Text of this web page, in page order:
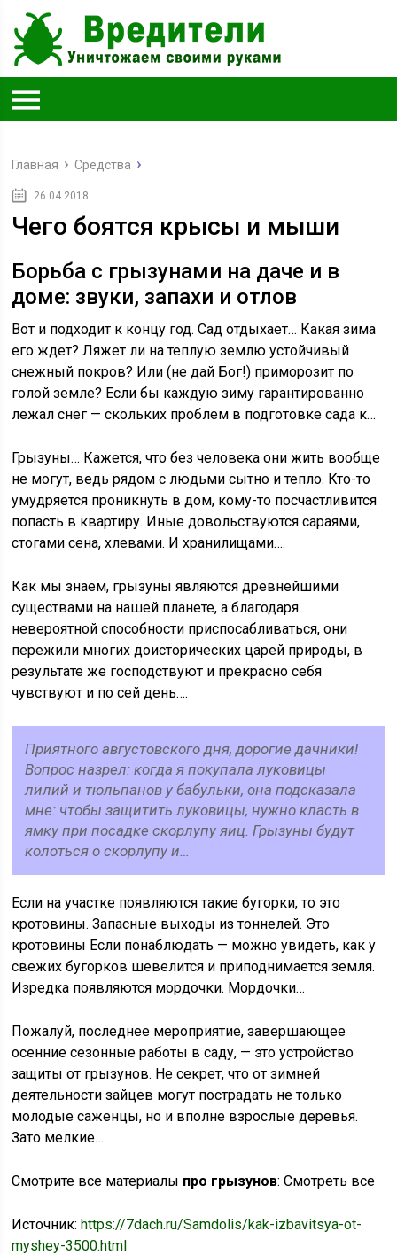
Главная Средства
26.04.2018
Чего боятся крысы и мыши
Борьба с грызунами на даче и в
доме: звуки, запахи и отлов
Вот и подходит к концу год. Сад отдыхает… Какая зима
его ждет? Ляжет ли на теплую землю устойчивый
снежный покров? Или (не дай Бог!) приморозит по
голой земле? Если бы каждую зиму гарантированно
лежал снег — скольких проблем в подготовке сада к…
Грызуны… Кажется, что без человека они жить вообще
не могут, ведь рядом с людьми сытно и тепло. Кто-то
умудряется проникнуть в дом, кому-то посчастливится
попасть в квартиру. Иные довольствуются сараями,
стогами сена, хлевами. И хранилищами….
Как мы знаем, грызуны являются древнейшими
существами на нашей планете, а благодаря
невероятной способности приспосабливаться, они
пережили многих доисторических царей природы, в
результате же господствуют и прекрасно себя
чувствуют и по сей день….
Приятного августовского дня, дорогие дачники!
Вопрос назрел: когда я покупала луковицы
лилий и тюльпанов у бабульки, она подсказала
мне: чтобы защитить луковицы, нужно класть в
ямку при посадке скорлупу яиц. Грызуны будут
колоться о скорлупу и…
Если на участке появляются такие бугорки, то это
кротовины. Запасные выходы из тоннелей. Это
кротовины Если понаблюдать — можно увидеть, как у
свежих бугорков шевелится и приподнимается земля.
Изредка появляются мордочки. Мордочки…
Пожалуй, последнее мероприятие, завершающее
осенние сезонные работы в саду, — это устройство
защиты от грызунов. Не секрет, что от зимней
деятельности зайцев могут пострадать не только
молодые саженцы, но и вполне взрослые деревья.
Зато мелкие…
Смотрите все материалы про грызунов: Смотреть все
Источник:https://7dach.ru/Samdolis/kak-izbavitsya-ot-
myshey-3500.html